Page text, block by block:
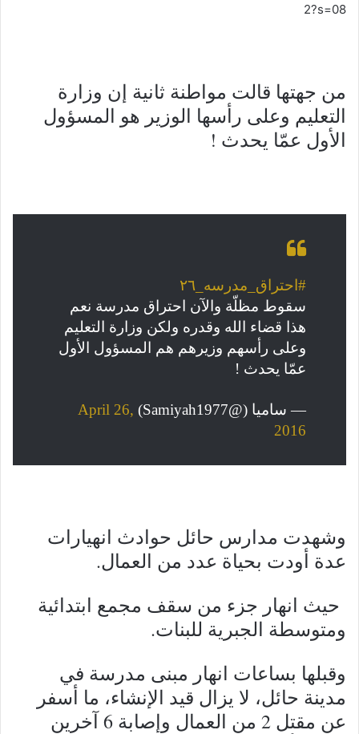
2?s=08
من جهتها قالت مواطنة ثانية إن وزارة
التعليم وعلى رأسها الوزير هو المسؤول
الأول عمّا يحدث !
#احتراق_مدرسه_٢٦
سقوط مظلّة والآن احتراق مدرسة نعم
هذا قضاء الله وقدره ولكن وزارة التعليم
وعلى رأسهم وزيرهم هم المسؤول الأول
عمّا يحدث !
— ساميا (@Samiyah1977)
April 26,
2016
وشهدت مدارس حائل حوادث انهيارات
عدة أودت بحياة عدد من العمال.
حيث انهار جزء من سقف مجمع ابتدائية
ومتوسطة الجبرية للبنات.
وقبلها بساعات انهار مبنى مدرسة في
مدينة حائل، لا يزال قيد الإنشاء، ما أسفر
عن مقتل 2 من العمال وإصابة 6 آخرين